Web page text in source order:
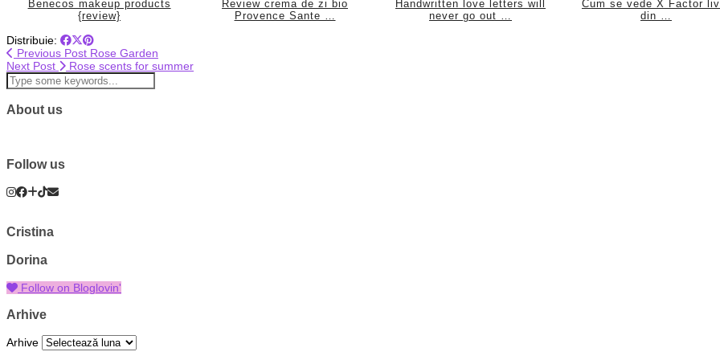
Benecos makeup products
{review}
Review crema de zi bio
Provence Sante …
Handwritten love letters will
never go out …
Cum se vede X Factor
din …
Distribuie:
Previous Post Rose Garden
Next Post
Rose scents for summer
About us
Follow us
Cristina
Dorina
Follow on Bloglovin'
Arhive
Arhive